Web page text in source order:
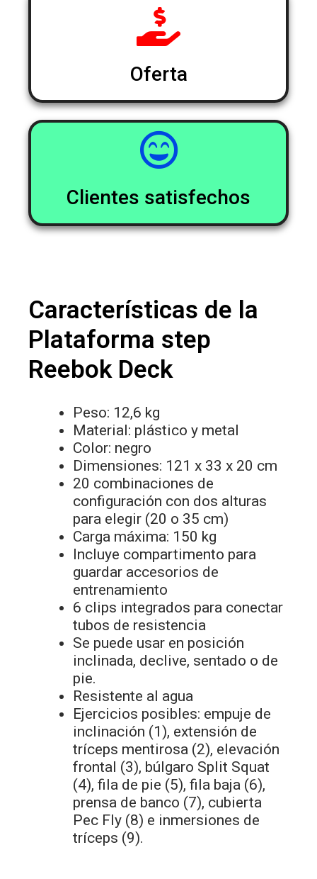
Oferta
Clientes satisfechos
Características de la
Plataforma step
Reebok Deck
Peso: 12,6 kg
Material: plástico y metal
Color: negro
Dimensiones: 121 x 33 x 20 cm
20 combinaciones de
configuración con dos alturas
para elegir (20 o 35 cm)
Carga máxima: 150 kg
Incluye compartimento para
guardar accesorios de
entrenamiento
6 clips integrados para conectar
tubos de resistencia
Se puede usar en posición
inclinada, declive, sentado o de
pie.
Resistente al agua
Ejercicios posibles: empuje de
inclinación (1), extensión de
tríceps mentirosa (2), elevación
frontal (3), búlgaro Split Squat
(4), fila de pie (5), fila baja (6),
prensa de banco (7), cubierta
Pec Fly (8) e inmersiones de
tríceps (9).